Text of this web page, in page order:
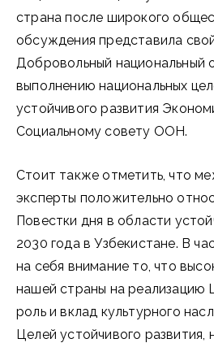
страна после широкого
обсуждения представила
Добровольный нацио­нальный
выполнению национальных
устойчивого развития
Социальному совету ООН.
Стоит также отметить, что
эксперты положительно
Повестки дня в области
2030 года в Узбекистане. В
на себя внимание то, что
нашей страны на реализацию
роль и вклад культурного
Целей устойчивого развития,